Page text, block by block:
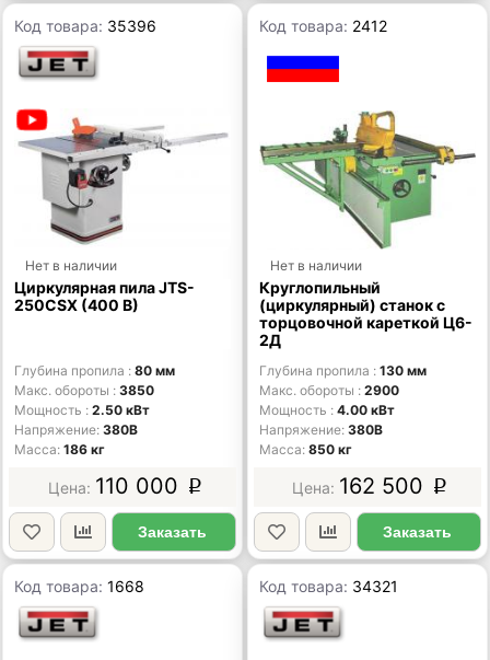
Код товара: 35396
Нет в наличии
Циркулярная пила JTS-
250CSX (400 В)
Глубина пропила
80 мм
Макс. обороты
3850
Мощность
2.50 кВт
Напряжение 380В
Масса 186 кг
110 000 p
Заказать
Код товара: 2412
Нет в наличии
Круглопильный
(циркулярный) станок с
торцовочной кареткой Ц6-
2Д
Глубина пропила
130 мм
Макс. обороты
2900
Мощность
4.00 кВт
Напряжение 380В
Масса 850 кг
162 500 p
Заказать
Код товара:1668 Код товара: 34321